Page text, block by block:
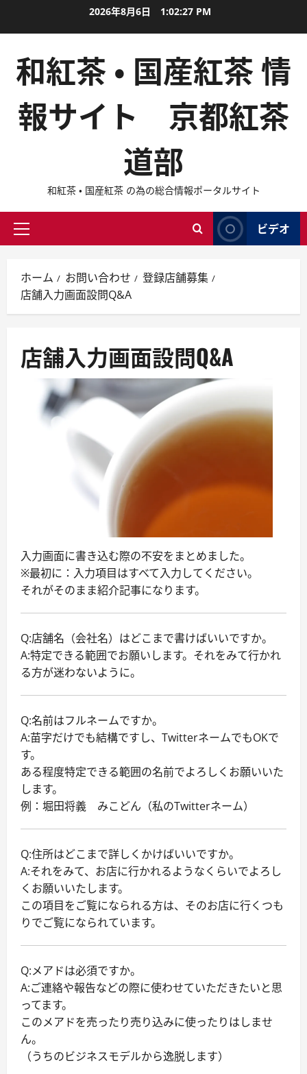
2026年8月6日 1:02:28 PM
和紅茶 ・ 国産紅茶 情
報サイト 京都紅茶
道部
和紅茶 ・ 国産紅茶 の為の総合情報ポータルサイト
メ
メ
ニ
ュ
ビデオ
ホーム お問い合わせ
登録店舗募集
店舗入力画面設問Q&A
店舗入力画面設問Q&A
入力画面に書き込む際の不安をまとめました。
※最初に：入力項目はすべて入力してください。
それがそのまま紹介記事になります。
Q:店舗名（会社名）はどこまで書けばいいですか。
A:特定できる範囲でお願いします。それをみて行かれ
る方が迷わないように。
Q:名前はフルネームですか。
A:苗字だけでも結構ですし、TwitterネームでもOKで
す。
ある程度特定できる範囲の名前でよろしくお願いいた
します。
例：堀田将義 みこどん（私のTwitterネーム）
Q:住所はどこまで詳しくかけばいいですか。
A:それをみて、お店に行かれるようなくらいでよろし
くお願いいたします。
この項目をご覧になられる方は、そのお店に行くつも
りでご覧になられています。
Q:メアドは必須ですか。
A:ご連絡や報告などの際に使わせていただきたいと思
ってます。
このメアドを売ったり売り込みに使ったりはしませ
ん。
（うちのビジネスモデルから逸脱します）